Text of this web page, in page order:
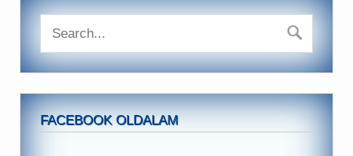
FACEBOOK OLDALAM